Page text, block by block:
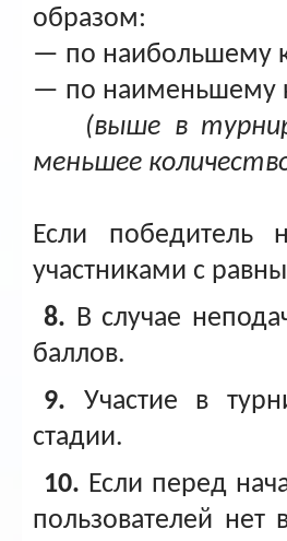
образом:
— по наибольшему
— по наименьшему
(выше в
меньшее
Если победитель
участниками с
8. В случае
баллов.
9. Участие в
стадии.
10. Если перед
пользователей нет